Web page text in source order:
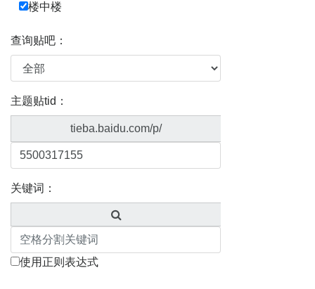
楼中楼
查询贴吧：
主题贴tid：
tieba.baidu.com/p/
关键词：
使用正则表达式